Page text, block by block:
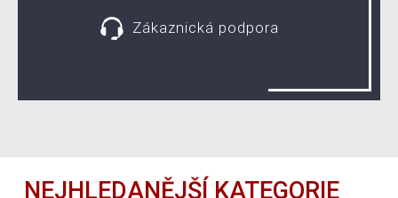
Zákaznická podpora
NEJHLEDANĚJŠÍ KATEGORIE